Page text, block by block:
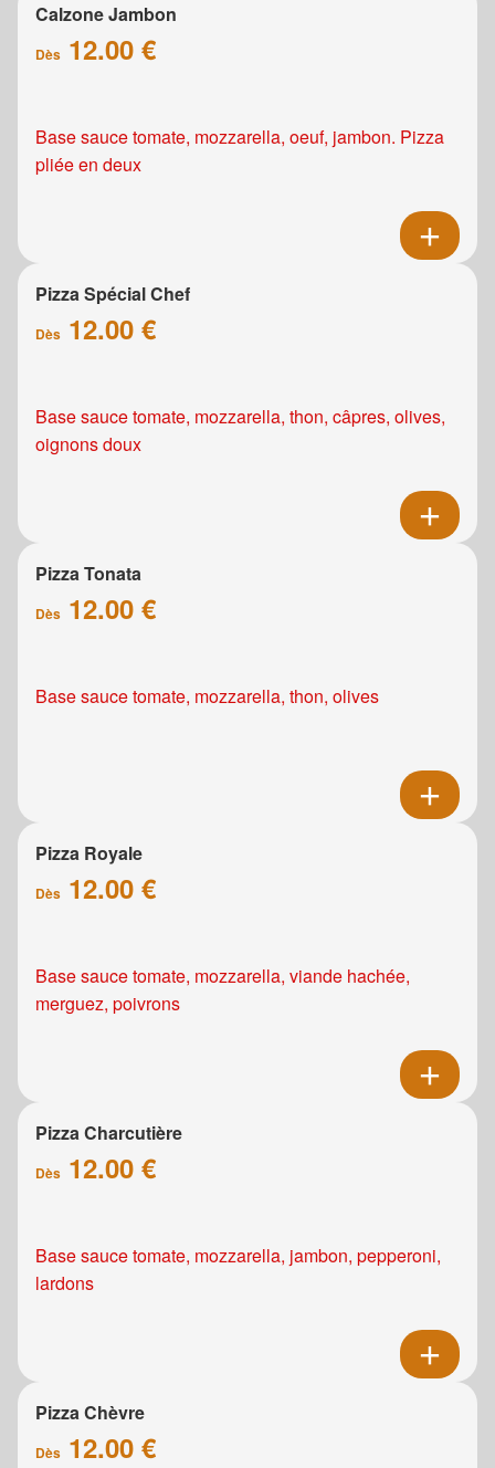
Calzone Jambon
Dès 12.00 €
Base sauce tomate, mozzarella, oeuf, jambon. Pizza
pliée en deux
Pizza Spécial Chef
Dès 12.00 €
Base sauce tomate, mozzarella, thon, câpres, olives,
oignons doux
Pizza Tonata
Dès 12.00 €
Base sauce tomate, mozzarella, thon, olives
Pizza Royale
Dès 12.00 €
Base sauce tomate, mozzarella, viande hachée,
merguez, poivrons
Pizza Charcutière
Dès 12.00 €
Base sauce tomate, mozzarella, jambon, pepperoni,
lardons
Pizza Chèvre
Dès 12.00 €